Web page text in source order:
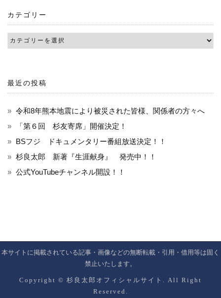
ー
シ
ン
カテゴリー
最近の投稿
令和8年熊本地震により被災された皆様、関係者の方々へ
「第６回 杉友寄席」開催決定！
BSフジ ドキュメンタリー番組放送決定！！
杉良太郎 新著『生涯献身』 発売中！！
公式YouTubeチャンネル開設！！
本サイトに掲載されている記事・画像などの無断転載・引用・借用等は固く
禁止いたします。
Copyright © 杉良太郎オフィシャルサイト. All Right
Reserved.